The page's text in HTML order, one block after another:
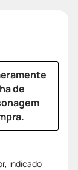
de
indicado